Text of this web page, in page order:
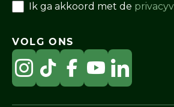
Ik ga akkoord met de
VOLG ONS